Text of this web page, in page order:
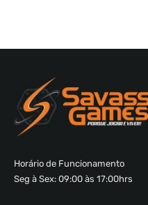
Horário de Funcionamento
Seg à Sex: 09:00 às 17:00hrs